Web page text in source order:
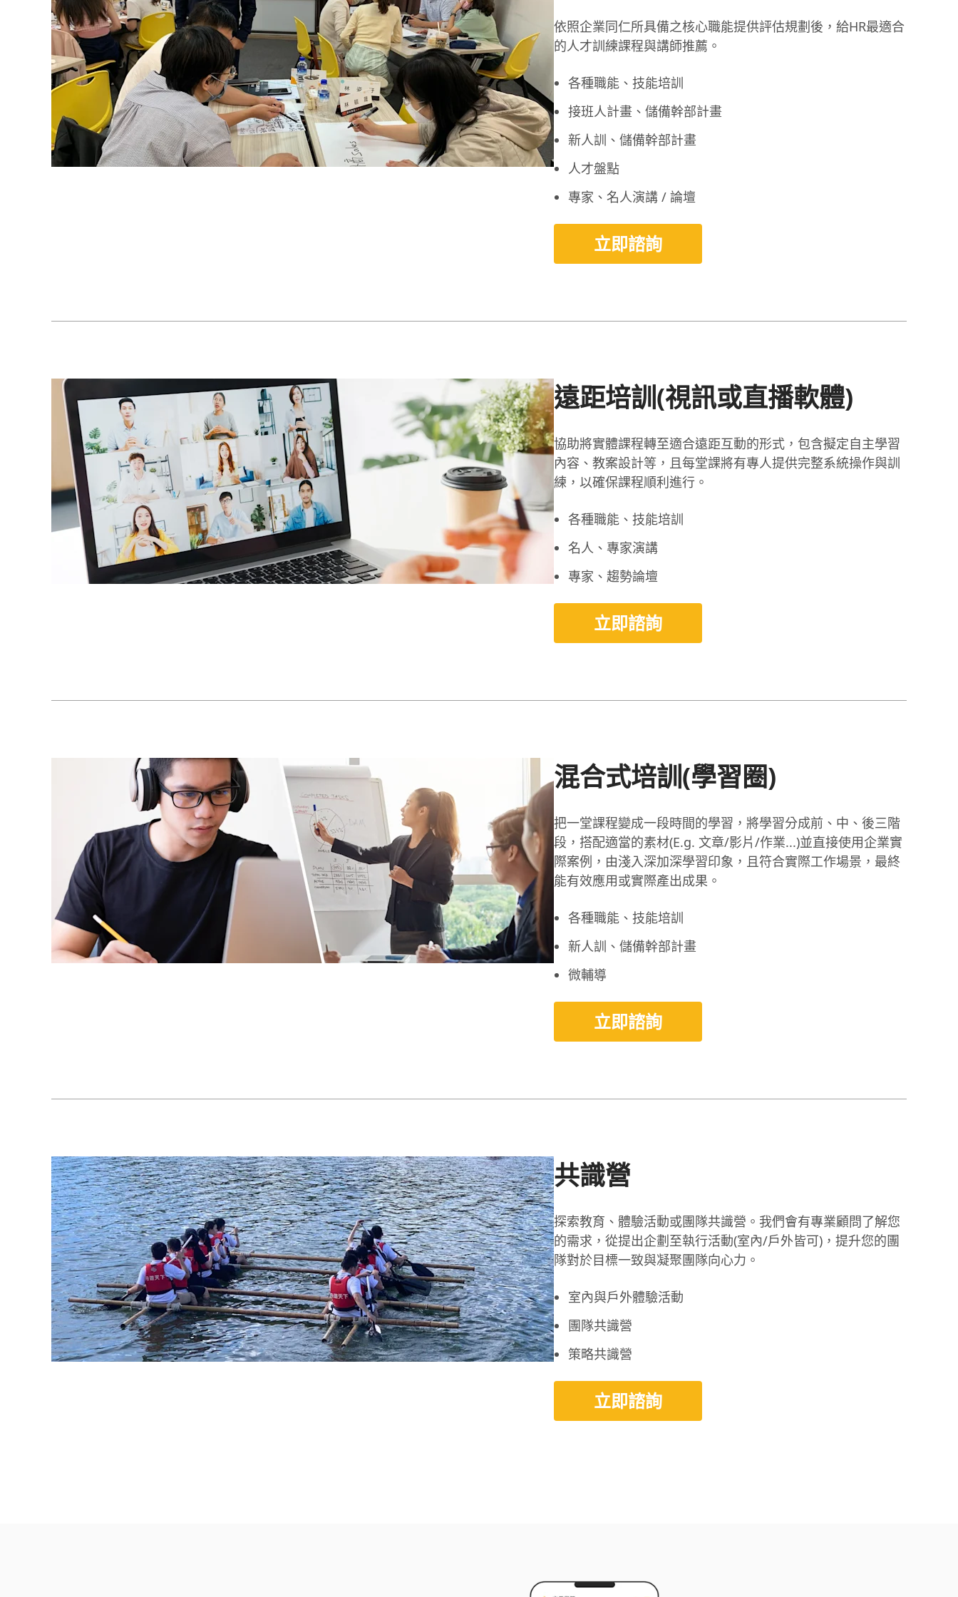
依照企業同仁所具備之核心職能提供評估規劃後，給HR最適合
的人才訓練課程與講師推薦。
各種職能、技能培訓
接班人計畫、儲備幹部計畫
新人訓、儲備幹部計畫
人才盤點
專家、名人演講 / 論壇
立即諮詢
遠距培訓(視訊或直播軟體)
協助將實體課程轉至適合遠距互動的形式，包含擬定自主學習
內容、教案設計等，且每堂課將有專人提供完整系統操作與訓
練，以確保課程順利進行。
各種職能、技能培訓
名人、專家演講
專家、趨勢論壇
立即諮詢
混合式培訓(學習圈)
把一堂課程變成一段時間的學習，將學習分成前、中、後三階
段，搭配適當的素材(E.g. 文章/影片/作業...)並直接使用企業實
際案例，由淺入深加深學習印象，且符合實際工作場景，最終
能有效應用或實際產出成果。
各種職能、技能培訓
新人訓、儲備幹部計畫
微輔導
立即諮詢
共識營
探索教育、體驗活動或團隊共識營。我們會有專業顧問了解您
的需求，從提出企劃至執行活動(室內/戶外皆可)，提升您的團
隊對於目標一致與凝聚團隊向心力。
室內與戶外體驗活動
團隊共識營
策略共識營
立即諮詢